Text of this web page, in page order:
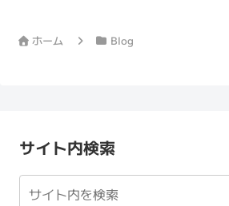
ホーム
Blog
サイト内検索